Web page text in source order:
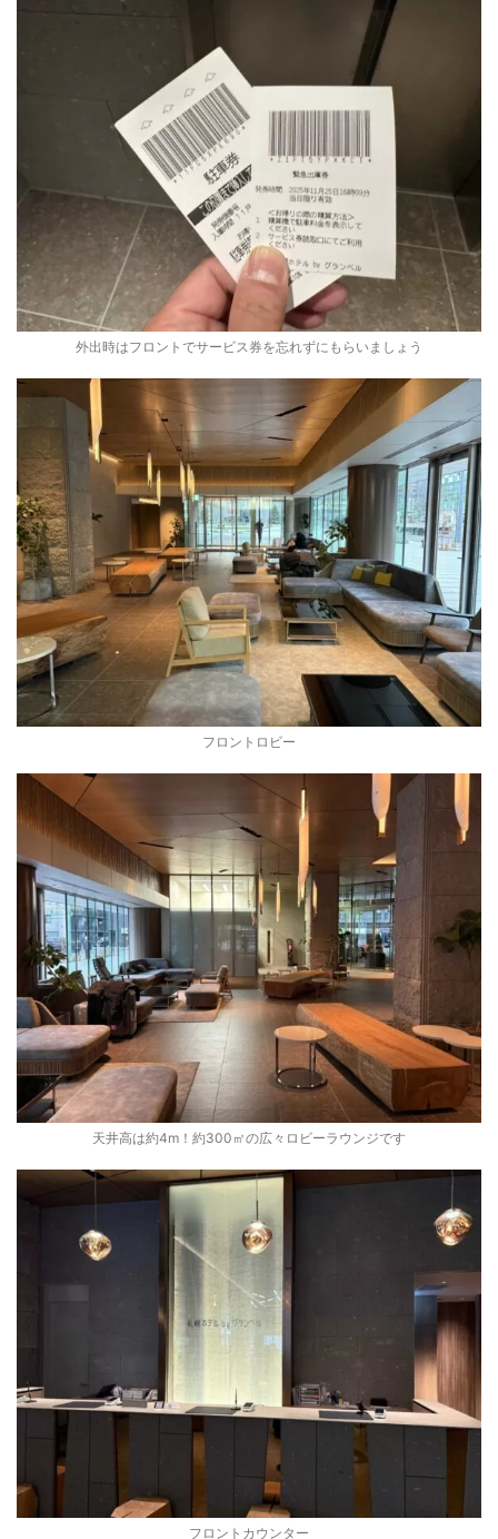
外出時はフロントでサービス券を忘れずにもらいましょう
フロントロビー
天井高は約4m！約300㎡の広々ロビーラウンジです
フロントカウンター